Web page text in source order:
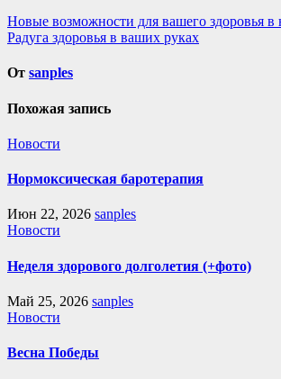
Навигация
по
записям
Новые возможности для вашего здоровья в
Радуга здоровья в ваших руках
От sanples
Похожая запись
Новости
Нормоксическая баротерапия
Июн 22, 2026 sanples
Новости
Неделя здорового долголетия (+фото)
Май 25, 2026 sanples
Новости
Весна Победы